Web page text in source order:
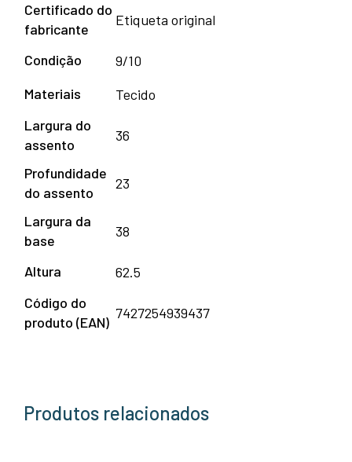
Certificado do
fabricante
Etiqueta original
Condição
9/10
Materiais
Tecido
Largura do
assento
36
Profundidade
do assento
23
Largura da
base
38
Altura
62.5
Código do
produto (EAN)
7427254939437
Produtos relacionados